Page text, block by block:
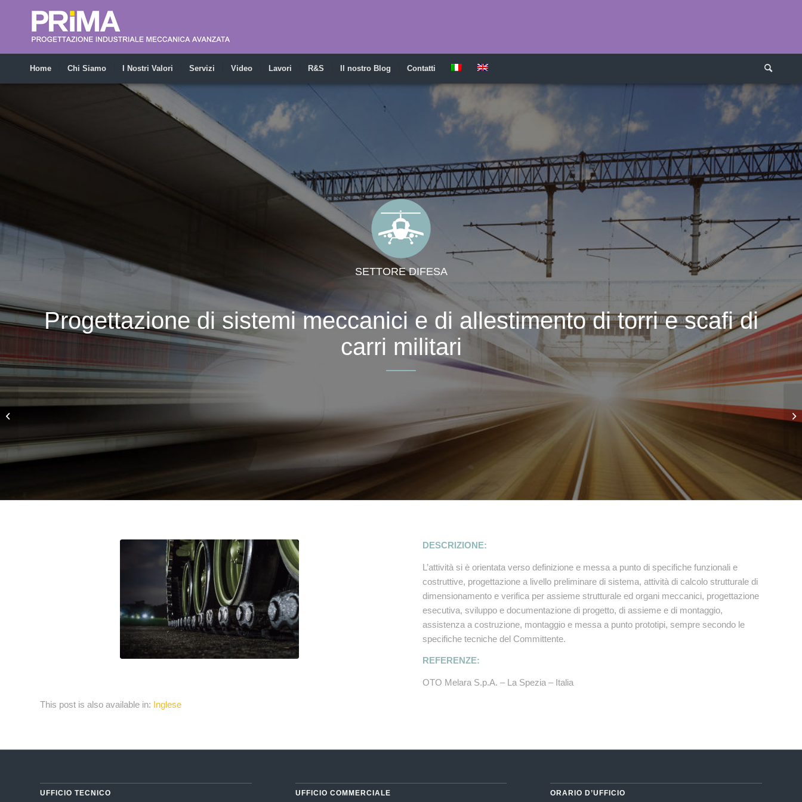
Home Chi Siamo I Nostri Valori Servizi Video Lavori R&S Il nostro Blog Contatti
SETTORE DIFESA
Progettazione di sistemi meccanici e di allestimento di torri e scafi di
carri militari
DESCRIZIONE:
L’attività si è orientata verso definizione e messa a punto di specifiche funzionali e
costruttive, progettazione a livello preliminare di sistema, attività di calcolo strutturale di
dimensionamento e verifica per assieme strutturale ed organi meccanici, progettazione
esecutiva, sviluppo e documentazione di progetto, di assieme e di montaggio,
assistenza a costruzione, montaggio e messa a punto prototipi, sempre secondo le
specifiche tecniche del Committente.
REFERENZE:
OTO Melara S.p.A. – La Spezia – Italia
This post is also available in: Inglese
UFFICIO TECNICO UFFICIO COMMERCIALE ORARIO D’UFFICIO
Attività di Progettazione